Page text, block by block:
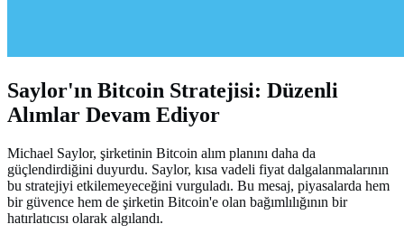
Saylor'ın Bitcoin Stratejisi: Düzenli
Alımlar Devam Ediyor
Michael Saylor, şirketinin Bitcoin alım planını daha da
güçlendirdiğini duyurdu. Saylor, kısa vadeli fiyat dalgalanmalarının
bu stratejiyi etkilemeyeceğini vurguladı. Bu mesaj, piyasalarda hem
bir güvence hem de şirketin Bitcoin'e olan bağımlılığının bir
hatırlatıcısı olarak algılandı.